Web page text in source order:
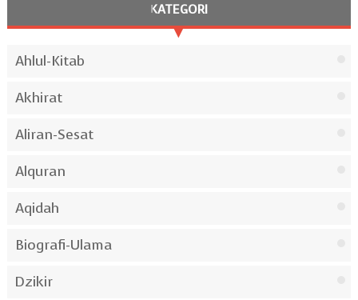
KATEGORI
Ahlul-Kitab
Akhirat
Aliran-Sesat
Alquran
Aqidah
Biografi-Ulama
Dzikir